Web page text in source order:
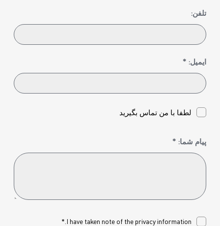
تلفن:
ایمیل: *
لطفا با من تماس بگیرید
پیام شما: *
I have taken note of theprivacyinformation.*